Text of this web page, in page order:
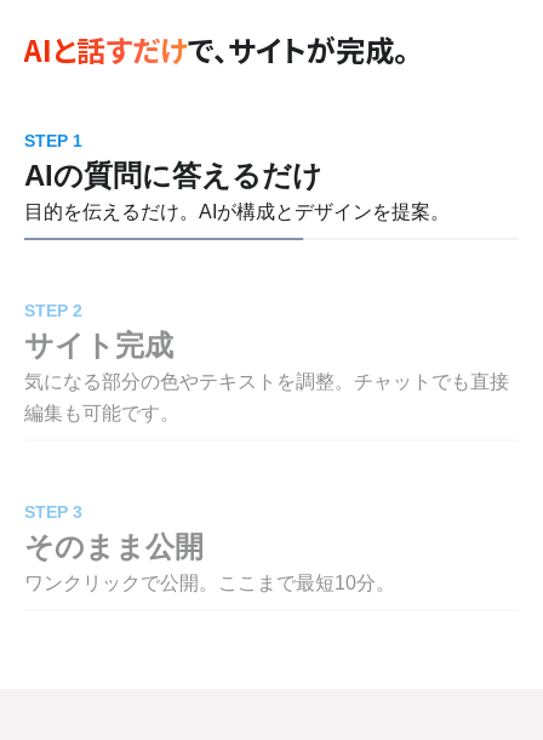
AIと話すだけで、サイトが完成。
STEP 1
AIの質問に答えるだけ
目的を伝えるだけ。AIが構成とデザインを提案。
STEP 2
サイト完成
気になる部分の色やテキストを調整。チャットでも直接
編集も可能です。
STEP 3
そのまま公開
ワンクリックで公開。ここまで最短10分。